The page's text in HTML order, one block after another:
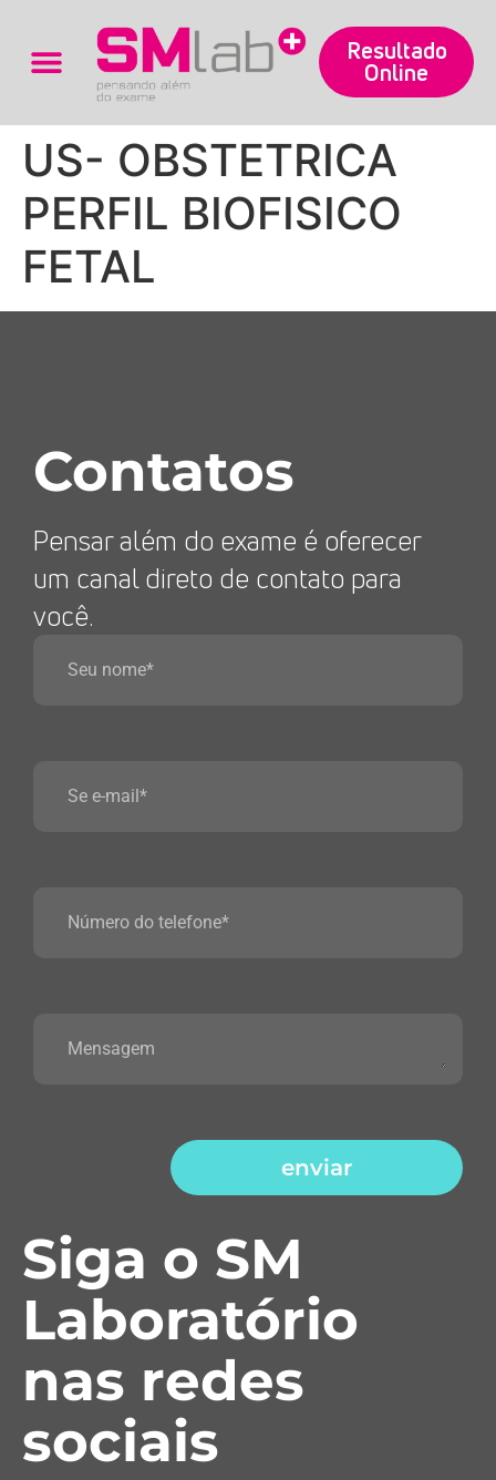
Resultado
Online
US- OBSTETRICA
PERFIL BIOFISICO
FETAL
Contatos
Pensar além do exame é oferecer
um canal direto de contato para
você.
enviar
Siga o SM
Laboratório
nas redes
sociais